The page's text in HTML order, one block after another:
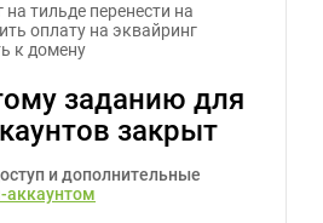
тильде перенести на
оплату на эквайринг
к домену
заданию для
закрыт
и дополнительные